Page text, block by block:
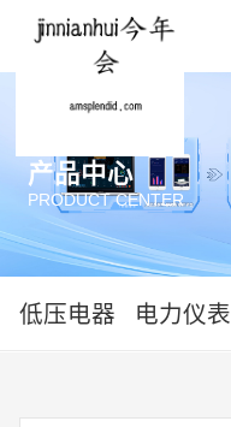
产品中心
PRODUCT CENTER
低压电器 电力仪表